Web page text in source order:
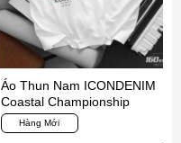
Áo Thun Nam ICONDENIM
Coastal Championship
Hàng Mới